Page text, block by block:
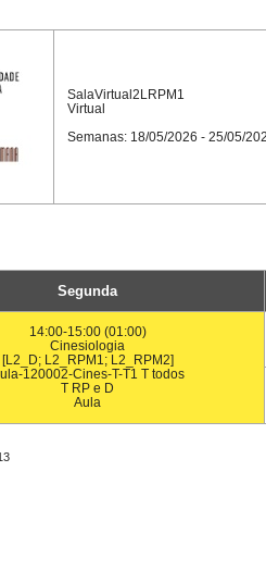
SalaVirtual2LRPM1
Virtual
Semanas: 18/05/2026 - 25/05/
Segunda
14:00-15:00 (01:00)
Cinesiologia
[L2_D; L2_RPM1; L2_RPM2]
120002-Cines-T-T1 T todos
T RP e D
Aula